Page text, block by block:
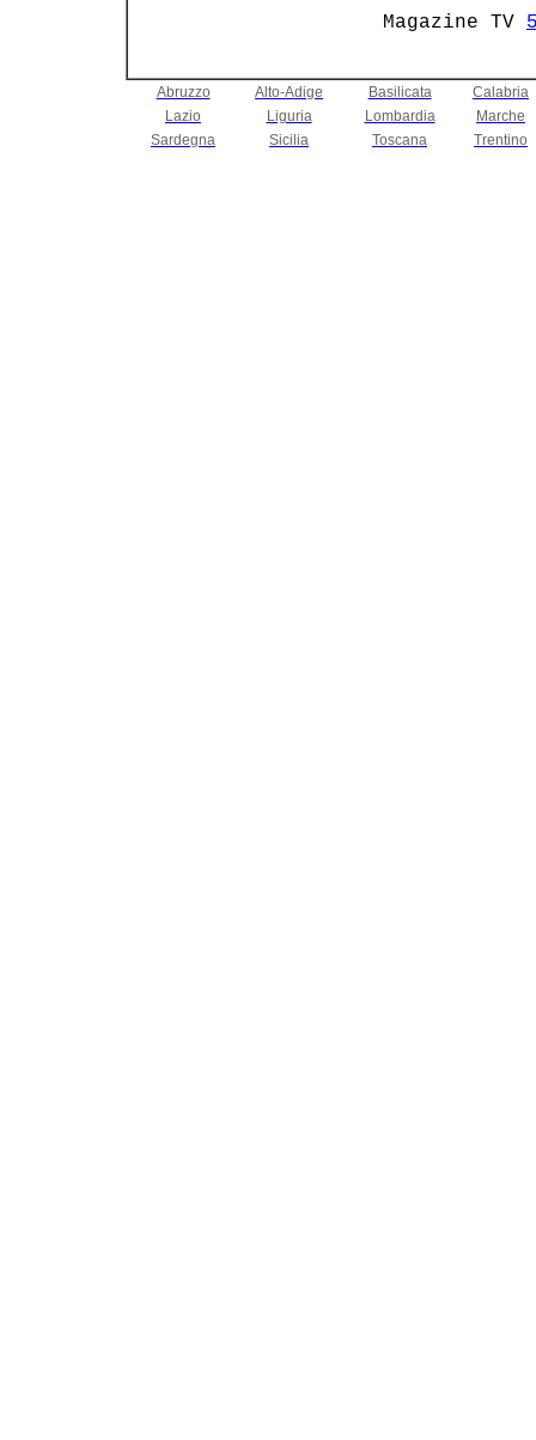
   Magazine TV
Abruzzo Alto-Adige Basilicata
Calabria
Lazio
Liguria Lombardia
Marche
Sardegna
Sicilia Toscana Trentino